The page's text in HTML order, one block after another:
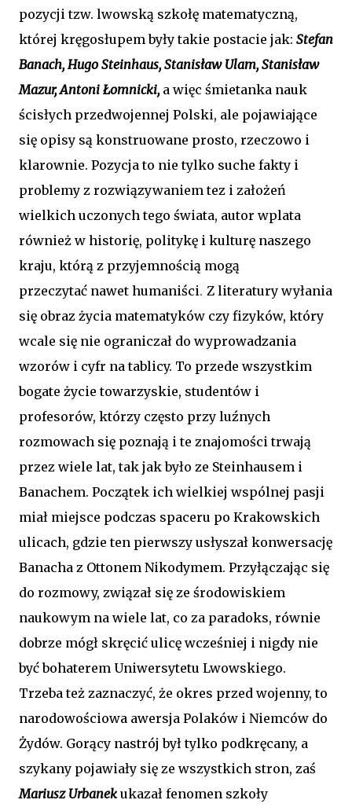
pozycji tzw. lwowską szkołę matematyczną,
której kręgosłupem były takie postacie jak: Stefan
Banach, Hugo Steinhaus, Stanisław Ulam, Stanisław
Mazur, Antoni Łomnicki, a więc śmietanka nauk
ścisłych przedwojennej Polski, ale pojawiające
się opisy są konstruowane prosto, rzeczowo i
klarownie. Pozycja to nie tylko suche fakty i
problemy z rozwiązywaniem tez i założeń
wielkich uczonych tego świata, autor wplata
również w historię, politykę i kulturę naszego
kraju, którą z przyjemnością mogą
przeczytać nawet humaniści. Z literatury wyłania
się obraz życia matematyków czy fizyków, który
wcale się nie ograniczał do wyprowadzania
wzorów i cyfr na tablicy. To przede wszystkim
bogate życie towarzyskie, studentów i
profesorów, którzy często przy luźnych
rozmowach się poznają i te znajomości trwają
przez wiele lat, tak jak było ze Steinhausem i
Banachem. Początek ich wielkiej wspólnej pasji
miał miejsce podczas spaceru po Krakowskich
ulicach, gdzie ten pierwszy usłyszał konwersację
Banacha z Ottonem Nikodymem. Przyłączając się
do rozmowy, związał się ze środowiskiem
naukowym na wiele lat, co za paradoks, równie
dobrze mógł skręcić ulicę wcześniej i nigdy nie
być bohaterem Uniwersytetu Lwowskiego.
Trzeba też zaznaczyć, że okres przed wojenny, to
narodowościowa awersja Polaków i Niemców do
Żydów. Gorący nastrój był tylko podkręcany, a
szykany pojawiały się ze wszystkich stron, zaś
Mariusz Urbanek ukazał fenomen szkoły